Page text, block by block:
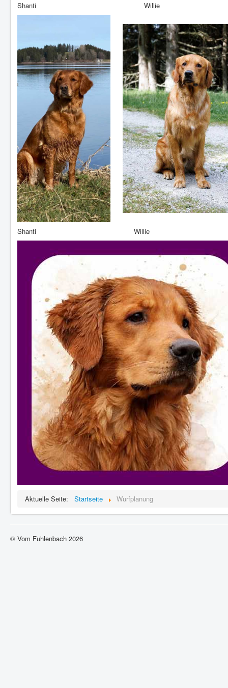
Shanti Willie
Shanti Willie
Aktuelle Seite: Startseite Wurfplanung
© Vom Fuhlenbach 2026